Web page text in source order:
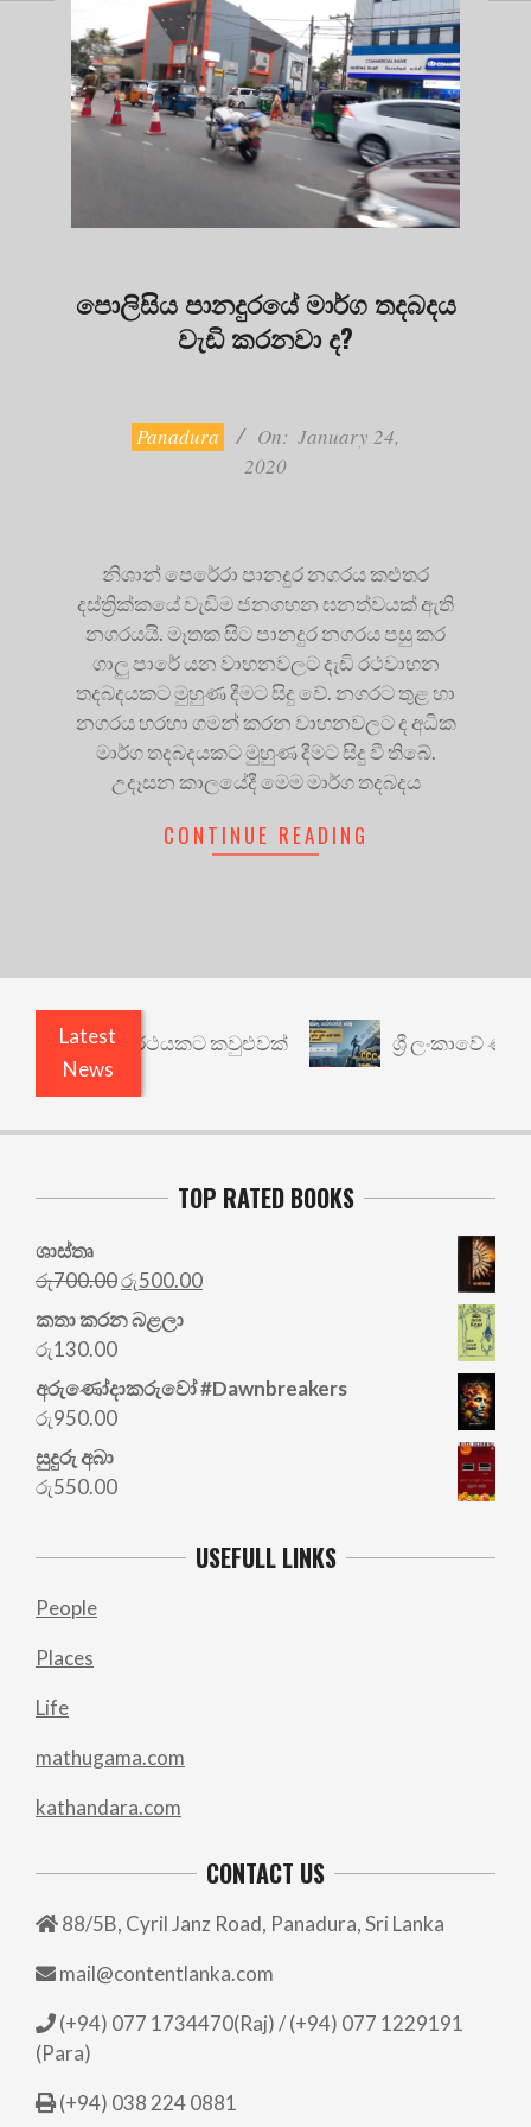
පොලිසිය පානදුරයේ මාර්ග තදබදය
වැඩි කරනවා ද?
Panadura On: January 24,
2020
නිශාන් පෙරේරා පානදුර නගරය කළුතර
දස්ත්‍රික්කයේ වැඩිම ජනගහන ඝනත්වයක් ඇති
නගරයයි. මෑතක සිට පානදුර නගරය පසු කර
ගාලු පාරේ යන වාහනවලට දැඩි රථවාහන
තදබදයකට මුහුණ දීමට සිදු වේ. නගරට තුළ හා
නගරය හරහා ගමන් කරන වාහනවලට ද අධික
මාර්ග තදබදයකට මුහුණ දීමට සිදු වී තිබේ.
උදෑසන කාලයේදී මෙම මාර්ග තදබදය
CONTINUE READING
Latest
News
වෙනත් යථාර්ථයකට කවුළුවක් ශ්‍රී ලංකාවේ ණය
TOP RATED BOOKS
ශාස්තෘ
රු700.00Original
price
was:
රු500.00Current
කතා කරන බළලා
රු130.00
අරු‍ණෝදාකරුවෝ #Dawnbreakers
රු950.00
සුදුරු අබා
රු550.00
USEFULL LINKS
People
Places
Life
mathugama.com
kathandara.com
CONTACT US
88/5B, Cyril Janz Road, Panadura, Sri Lanka
mail@contentlanka.com
(+94) 077 1734470(Raj) / (+94) 077 1229191
(Para)
(+94) 038 224 0881